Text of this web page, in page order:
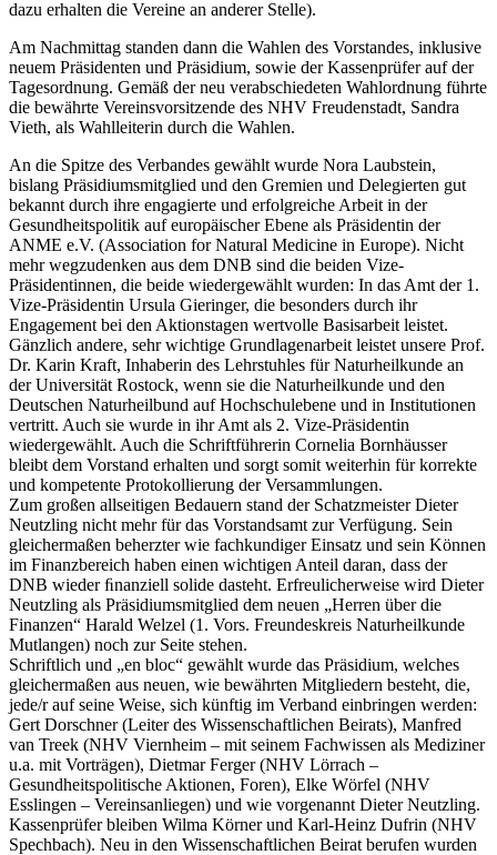
dazu erhalten die Vereine an anderer Stelle).
Am Nachmittag standen dann die Wahlen des Vorstandes, inklusive
neuem Präsidenten und Präsidium, sowie der Kassenprüfer auf der
Tagesordnung. Gemäß der neu verabschiedeten Wahlordnung führte
die bewährte Vereinsvorsitzende des NHV Freudenstadt, Sandra
Vieth, als Wahlleiterin durch die Wahlen.
An die Spitze des Verbandes gewählt wurde Nora Laubstein,
bislang Präsidiumsmitglied und den Gremien und Delegierten gut
bekannt durch ihre engagierte und erfolgreiche Arbeit in der
Gesundheitspolitik auf europäischer Ebene als Präsidentin der
ANME e.V. (Association for Natural Medicine in Europe). Nicht
mehr wegzudenken aus dem DNB sind die beiden Vize-
Präsidentinnen, die beide wiedergewählt wurden: In das Amt der 1.
Vize-Präsidentin Ursula Gieringer, die besonders durch ihr
Engagement bei den Aktionstagen wertvolle Basisarbeit leistet.
Gänzlich andere, sehr wichtige Grundlagenarbeit leistet unsere Prof.
Dr. Karin Kraft, Inhaberin des Lehrstuhles für Naturheilkunde an
der Universität Rostock, wenn sie die Naturheilkunde und den
Deutschen Naturheilbund auf Hochschulebene und in Institutionen
vertritt. Auch sie wurde in ihr Amt als 2. Vize-Präsidentin
wiedergewählt. Auch die Schriftführerin Cornelia Bornhäusser
bleibt dem Vorstand erhalten und sorgt somit weiterhin für korrekte
und kompetente Protokollierung der Versammlungen.
Zum großen allseitigen Bedauern stand der Schatzmeister Dieter
Neutzling nicht mehr für das Vorstandsamt zur Verfügung. Sein
gleichermaßen beherzter wie fachkundiger Einsatz und sein Können
im Finanzbereich haben einen wichtigen Anteil daran, dass der
DNB wieder ﬁnanziell solide dasteht. Erfreulicherweise wird Dieter
Neutzling als Präsidiumsmitglied dem neuen „Herren über die
Finanzen“ Harald Welzel (1. Vors. Freundeskreis Naturheilkunde
Mutlangen) noch zur Seite stehen.
Schriftlich und „en bloc“ gewählt wurde das Präsidium, welches
gleichermaßen aus neuen, wie bewährten Mitgliedern besteht, die,
jede/r auf seine Weise, sich künftig im Verband einbringen werden:
Gert Dorschner (Leiter des Wissenschaftlichen Beirats), Manfred
van Treek (NHV Viernheim – mit seinem Fachwissen als Mediziner
u.a. mit Vorträgen), Dietmar Ferger (NHV Lörrach –
Gesundheitspolitische Aktionen, Foren), Elke Wörfel (NHV
Esslingen – Vereinsanliegen) und wie vorgenannt Dieter Neutzling.
Kassenprüfer bleiben Wilma Körner und Karl-Heinz Dufrin (NHV
Spechbach). Neu in den Wissenschaftlichen Beirat berufen wurden